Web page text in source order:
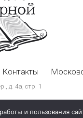
Контакты
д. 4а, стр. 1
и пользования